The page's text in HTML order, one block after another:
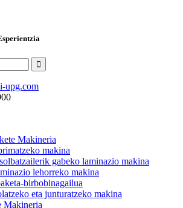
upg.com
Makineria
makina
gabeko laminazio makina
lehorreko makina
birbobinagailua
eta junturatzeko makina
Makineria